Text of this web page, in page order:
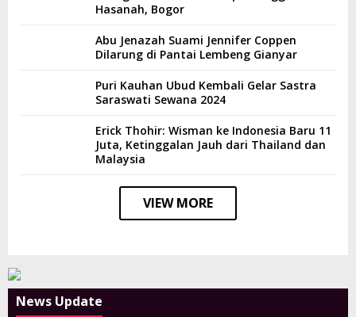
Hasanah, Bogor
Abu Jenazah Suami Jennifer Coppen
Dilarung di Pantai Lembeng Gianyar
Puri Kauhan Ubud Kembali Gelar Sastra
Saraswati Sewana 2024
Erick Thohir: Wisman ke Indonesia Baru 11
Juta, Ketinggalan Jauh dari Thailand dan
Malaysia
VIEW MORE
News Update